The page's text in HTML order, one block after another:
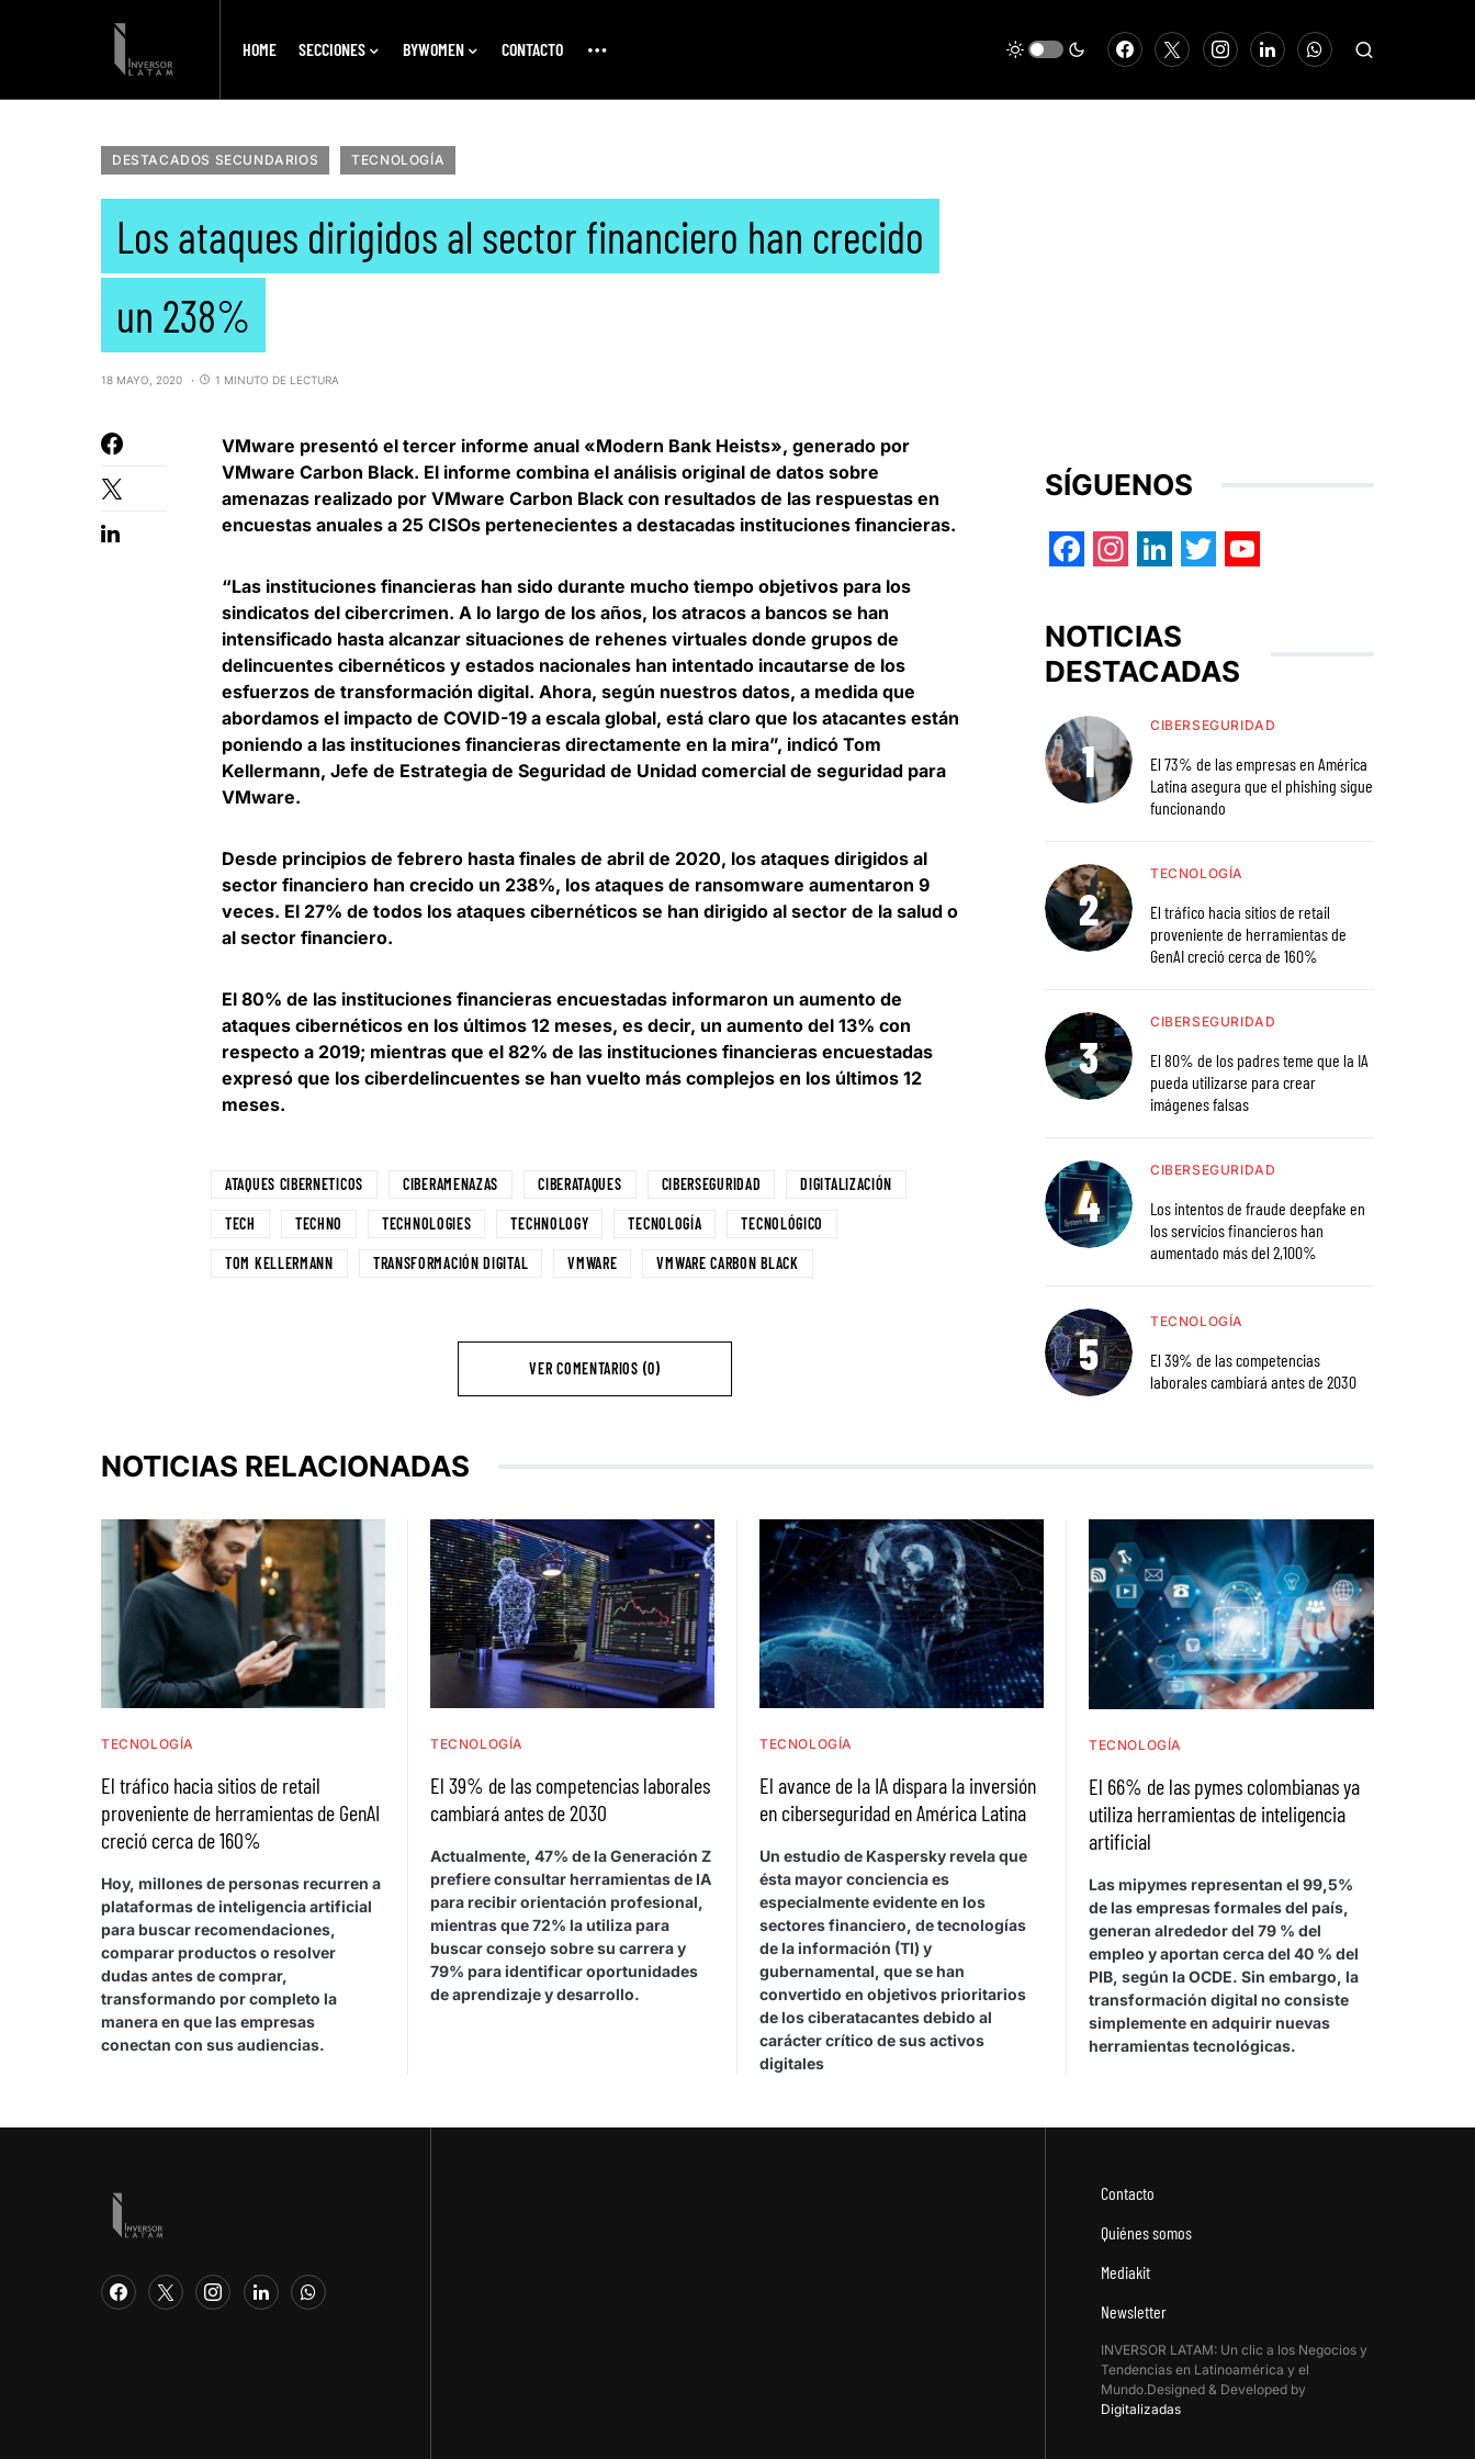
HOME SECCIONES BYWOMEN CONTACTO
DESTACADOS SECUNDARIOS TECNOLOGÍA
Los ataques dirigidos al sector financiero han crecido
un 238%
18 MAYO, 2020 1 MINUTO DE LECTURA
VMware presentó el tercer informe anual «Modern Bank Heists», generado por
VMware Carbon Black. El informe combina el análisis original de datos sobre
amenazas realizado por VMware Carbon Black con resultados de las respuestas en
encuestas anuales a 25 CISOs pertenecientes a destacadas instituciones financieras.
“Las instituciones financieras han sido durante mucho tiempo objetivos para los
sindicatos del cibercrimen. A lo largo de los años, los atracos a bancos se han
intensificado hasta alcanzar situaciones de rehenes virtuales donde grupos de
delincuentes cibernéticos y estados nacionales han intentado incautarse de los
esfuerzos de transformación digital. Ahora, según nuestros datos, a medida que
abordamos el impacto de COVID-19 a escala global, está claro que los atacantes están
poniendo a las instituciones financieras directamente en la mira”, indicó Tom
Kellermann, Jefe de Estrategia de Seguridad de Unidad comercial de seguridad para
VMware.
Desde principios de febrero hasta finales de abril de 2020, los ataques dirigidos al
sector financiero han crecido un 238%, los ataques de ransomware aumentaron 9
veces. El 27% de todos los ataques cibernéticos se han dirigido al sector de la salud o
al sector financiero.
El 80% de las instituciones financieras encuestadas informaron un aumento de
ataques cibernéticos en los últimos 12 meses, es decir, un aumento del 13% con
respecto a 2019; mientras que el 82% de las instituciones financieras encuestadas
expresó que los ciberdelincuentes se han vuelto más complejos en los últimos 12
meses.
ATAQUES CIBERNETICOS CIBERAMENAZAS CIBERATAQUES CIBERSEGURIDAD DIGITALIZACIÓN
TECH TECHNO TECHNOLOGIES TECHNOLOGY TECNOLOGÍA TECNOLÓGICO
TOM KELLERMANN TRANSFORMACIÓN DIGITAL VMWARE VMWARE CARBON BLACK
VER COMENTARIOS (0)
SÍGUENOS
NOTICIAS
DESTACADAS
CIBERSEGURIDAD
El 73% de las empresas en América
Latina asegura que el phishing sigue
funcionando
TECNOLOGÍA
El tráfico hacia sitios de retail
proveniente de herramientas de
GenAI creció cerca de 160%
CIBERSEGURIDAD
El 80% de los padres teme que la IA
pueda utilizarse para crear
imágenes falsas
CIBERSEGURIDAD
Los intentos de fraude deepfake en
los servicios financieros han
aumentado más del 2,100%
TECNOLOGÍA
El 39% de las competencias
laborales cambiará antes de 2030
NOTICIAS RELACIONADAS
TECNOLOGÍA
El tráfico hacia sitios de retail
proveniente de herramientas de GenAI
creció cerca de 160%
Hoy, millones de personas recurren a
plataformas de inteligencia artificial
para buscar recomendaciones,
comparar productos o resolver
dudas antes de comprar,
transformando por completo la
manera en que las empresas
conectan con sus audiencias.
TECNOLOGÍA
El 39% de las competencias laborales
cambiará antes de 2030
Actualmente, 47% de la Generación Z
prefiere consultar herramientas de IA
para recibir orientación profesional,
mientras que 72% la utiliza para
buscar consejo sobre su carrera y
79% para identificar oportunidades
de aprendizaje y desarrollo.
TECNOLOGÍA
El avance de la IA dispara la inversión
en ciberseguridad en América Latina
Un estudio de Kaspersky revela que
ésta mayor conciencia es
especialmente evidente en los
sectores financiero, de tecnologías
de la información (TI) y
gubernamental, que se han
convertido en objetivos prioritarios
de los ciberatacantes debido al
carácter crítico de sus activos
digitales
TECNOLOGÍA
El 66% de las pymes colombianas ya
utiliza herramientas de inteligencia
artificial
Las mipymes representan el 99,5%
de las empresas formales del país,
generan alrededor del 79 % del
empleo y aportan cerca del 40 % del
PIB, según la OCDE. Sin embargo, la
transformación digital no consiste
simplemente en adquirir nuevas
herramientas tecnológicas.
Contacto
Quiénes somos
Mediakit
Newsletter
INVERSOR LATAM: Un clic a los Negocios y
Tendencias en Latinoamérica y el
Mundo.Designed & Developed by
Digitalizadas